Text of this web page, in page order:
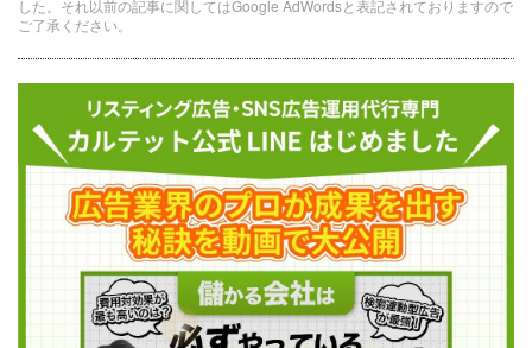
した。それ以前の記事に関してはGoogle AdWordsと表記されておりますので
ご了承ください。